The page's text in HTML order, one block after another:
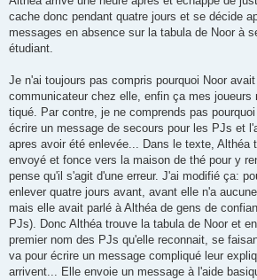
cache donc pendant quatre jours et se décide
messages en absence sur la tabula de Noor à
étudiant.
Je n'ai toujours pas compris pourquoi Noor
communicateur chez elle, enfin ça mes joueurs
tiqué. Par contre, je ne comprends pas
écrire un message de secours pour les PJs et
apres avoir été enlevée... Dans le texte, Althéa
envoyé et fonce vers la maison de thé pour y
pense qu'il s'agit d'une erreur. J'ai modifié ça:
enlever quatre jours avant, avant elle n'a
mais elle avait parlé à Althéa de gens de
PJs). Donc Althéa trouve la tabula de Noor et
premier nom des PJs qu'elle reconnait, se
va pour écrire un message compliqué leur
arrivent... Elle envoie un message à l'aide